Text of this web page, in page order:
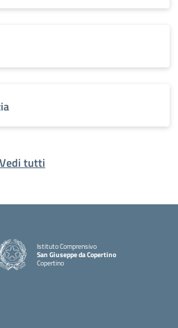
Vedi tutti
Istituto Comprensivo
San Giuseppe da Copertino
Copertino
— Visita la pagina iniziale della scuola